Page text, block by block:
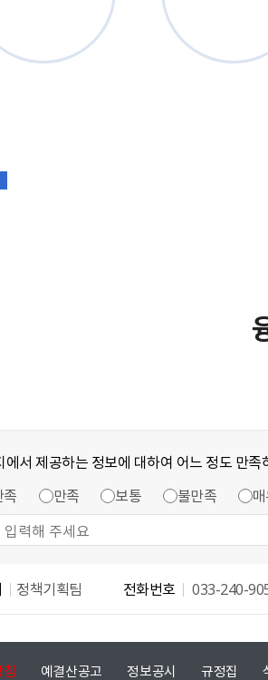
에서 제공하는 정보에 대하여 어느 정도 만족
만족 보통 불만족
정책기획팀 전화번호 033-240-
예결산공고 정보공시 규정집